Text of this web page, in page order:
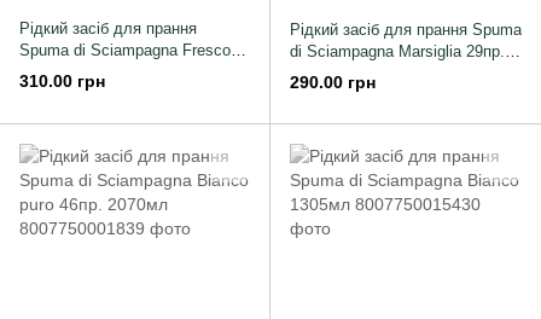
Рідкий засіб для прання
Spuma di Sciampagna Fresco
Puro 29пр. 1305мл
310.00 грн
Рідкий засіб для прання Spuma
di Sciampagna Marsiglia 29пр.
1305мл
290.00 грн